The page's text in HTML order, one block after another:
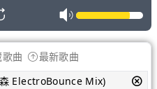
歌曲
最新歌曲
ElectroBounce Mix)